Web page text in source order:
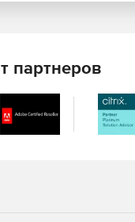
партнеров